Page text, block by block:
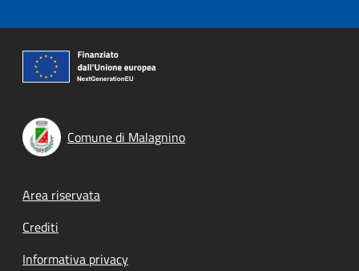
Comune di Malagnino
Footer menu
Area riservata
Crediti
Informativa privacy